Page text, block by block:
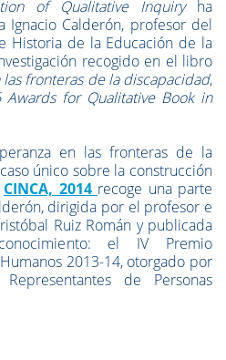
of Qualitative Inquiryha
Ignacio Calderón, profesor del
Historia de la Educación de la
recogido en el libro
fronteras de la discapacidad,
Awards for Qualitative Book in
en las fronteras de la
único sobre la construcción
CINCA, 2014 recoge una parte
dirigida por el profesor e
Ruiz Román y publicada
el IV Premio
2013-14, otorgado por
de Personas